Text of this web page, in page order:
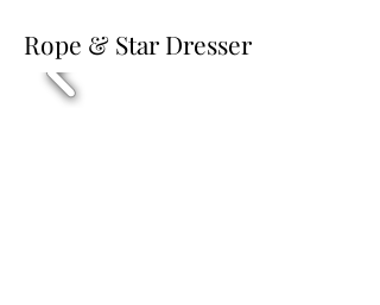
Rope & Star Dresser